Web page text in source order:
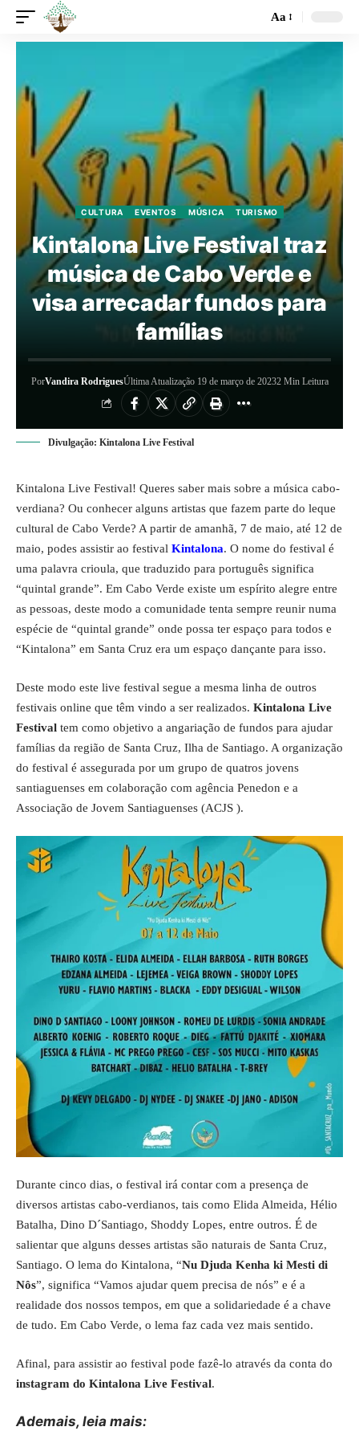
Aa
CULTURA EVENTOS MÚSICA TURISMO
Kintalona Live Festival traz
música de Cabo Verde e
visa arrecadar fundos para
famílias
PorVandira RodriguesÚltima Atualização 19 de março de 20232 Min Leitura
Divulgação: Kintalona Live Festival
Kintalona Live Festival! Queres saber mais sobre a música cabo-
verdiana? Ou conhecer alguns artistas que fazem parte do leque
cultural de Cabo Verde? A partir de amanhã, 7 de maio, até 12 de
maio, podes assistir ao festival Kintalona. O nome do festival é
uma palavra crioula, que traduzido para português significa
“quintal grande”. Em Cabo Verde existe um espírito alegre entre
as pessoas, deste modo a comunidade tenta sempre reunir numa
espécie de “quintal grande” onde possa ter espaço para todos e
“Kintalona” em Santa Cruz era um espaço dançante para isso.
Deste modo este live festival segue a mesma linha de outros
festivais online que têm vindo a ser realizados. Kintalona Live
Festival tem como objetivo a angariação de fundos para ajudar
famílias da região de Santa Cruz, Ilha de Santiago. A organização
do festival é assegurada por um grupo de quatros jovens
santiaguenses em colaboração com agência Penedon e a
Associação de Jovem Santiaguenses (ACJS ).
Durante cinco dias, o festival irá contar com a presença de
diversos artistas cabo-verdianos, tais como Elida Almeida, Hélio
Batalha, Dino D´Santiago, Shoddy Lopes, entre outros. É de
salientar que alguns desses artistas são naturais de Santa Cruz,
Santiago. O lema do Kintalona, “Nu Djuda Kenha ki Mesti di
Nôs”, significa “Vamos ajudar quem precisa de nós” e é a
realidade dos nossos tempos, em que a solidariedade é a chave
de tudo. Em Cabo Verde, o lema faz cada vez mais sentido.
Afinal, para assistir ao festival pode fazê-lo através da conta do
instagram do Kintalona Live Festival.
Ademais, leia mais: